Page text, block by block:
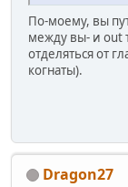
По-моему, вы
между вы- и out
отделяться от
когнаты).
Dragon27